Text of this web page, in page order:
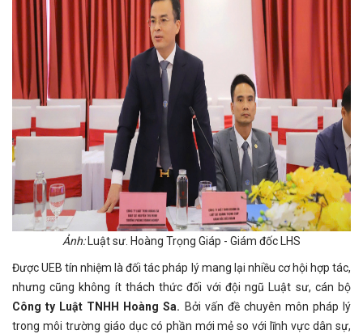
Ảnh:Luật sư. Hoàng Trọng Giáp - Giám đốc LHS
Được UEB tín nhiệm là đối tác pháp lý mang lại nhiều cơ hội hợp tác,
nhưng cũng không ít thách thức đối với đội ngũ Luật sư, cán bộ
Công ty Luật TNHH Hoàng Sa. Bởi vấn đề chuyên môn pháp lý
trong môi trường giáo dục có phần mới mẻ so với lĩnh vực dân sự,